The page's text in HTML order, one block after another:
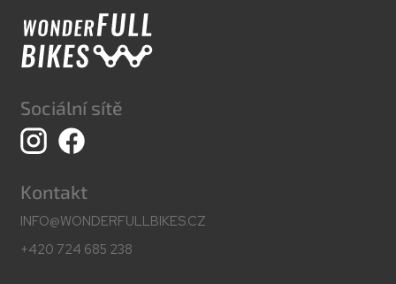
Sociální sítě
Kontakt
INFO@WONDERFULLBIKES.CZ
+420 724 685 238